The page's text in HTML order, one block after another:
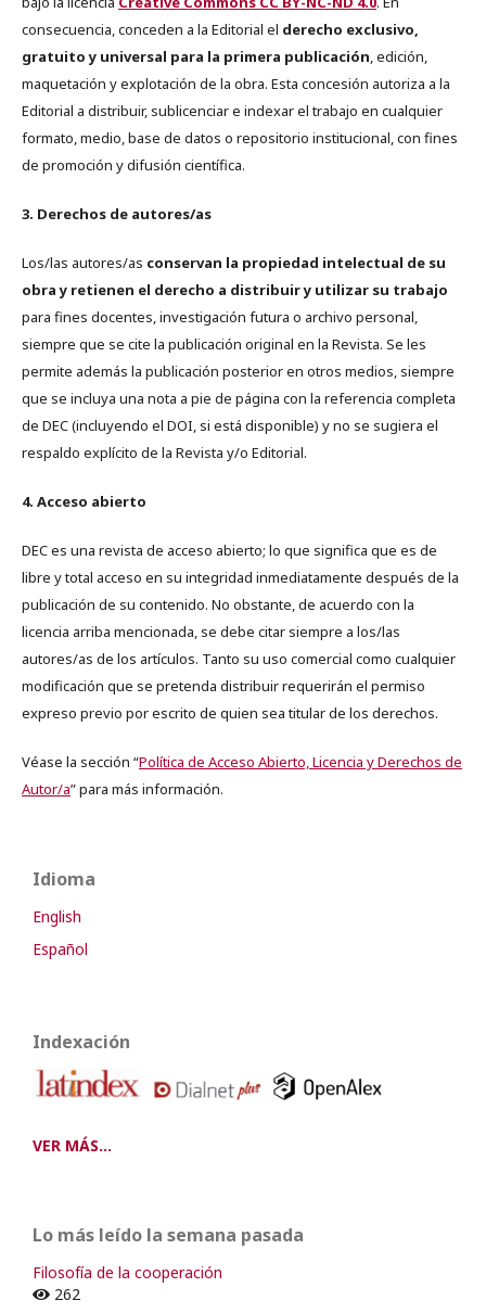
consecuencia, conceden a la Editorial el derecho exclusivo,
gratuito y universal para la primera publicación , edición,
maquetación y explotación de la obra. Esta concesión autoriza a la
Editorial a distribuir, sublicenciar e indexar el trabajo en cualquier
formato, medio, base de datos o repositorio institucional, con fines
de promoción y difusión científica.
3. Derechos de autores/as
Los/las autores/as conservan la propiedad intelectual de su
obra y retienen el derecho a distribuir y utilizar su trabajo
para fines docentes, investigación futura o archivo personal,
siempre que se cite la publicación original en la Revista. Se les
permite además la publicación posterior en otros medios, siempre
que se incluya una nota a pie de página con la referencia completa
de DEC (incluyendo el DOI, si está disponible) y no se sugiera el
respaldo explícito de la Revista y/o Editorial.
4. Acceso abierto
DEC es una revista de acceso abierto; lo que significa que es de
libre y total acceso en su integridad inmediatamente después de la
publicación de su contenido. No obstante, de acuerdo con la
licencia arriba mencionada, se debe citar siempre a los/las
autores/as de los artículos. Tanto su uso comercial como cualquier
modificación que se pretenda distribuir requerirán el permiso
expreso previo por escrito de quien sea titular de los derechos.
Véase la sección “Política de Acceso Abierto, Licencia y Derechos de
Autor/a” para más información.
Idioma
English
Español
Indexación
VER MÁS...
Lo más leído la semana pasada
Filosofía de la cooperación
262